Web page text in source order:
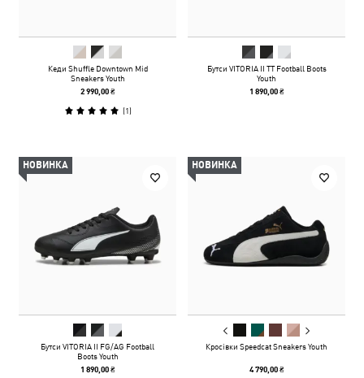
Кеди Shuffle Downtown Mid
Sneakers Youth
2 990,00 ₴
(1)
Бутси VITORIA II TT Football Boots
Youth
1 890,00 ₴
НОВИНКА
Бутси VITORIA II FG/AG Football
Boots Youth
1 890,00 ₴
НОВИНКА
Кросівки Speedcat Sneakers Youth
4 790,00 ₴